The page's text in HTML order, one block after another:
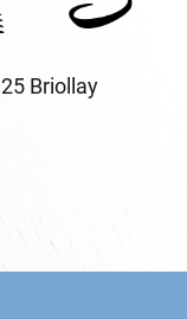
Briollay